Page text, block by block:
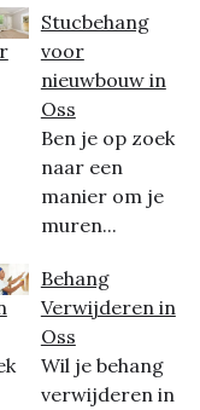
Stucbehang
voor
nieuwbouw in
Oss
Ben je op zoek
naar een
manier om je
muren...
Behang
Verwijderen in
Oss
Wil je behang
verwijderen in